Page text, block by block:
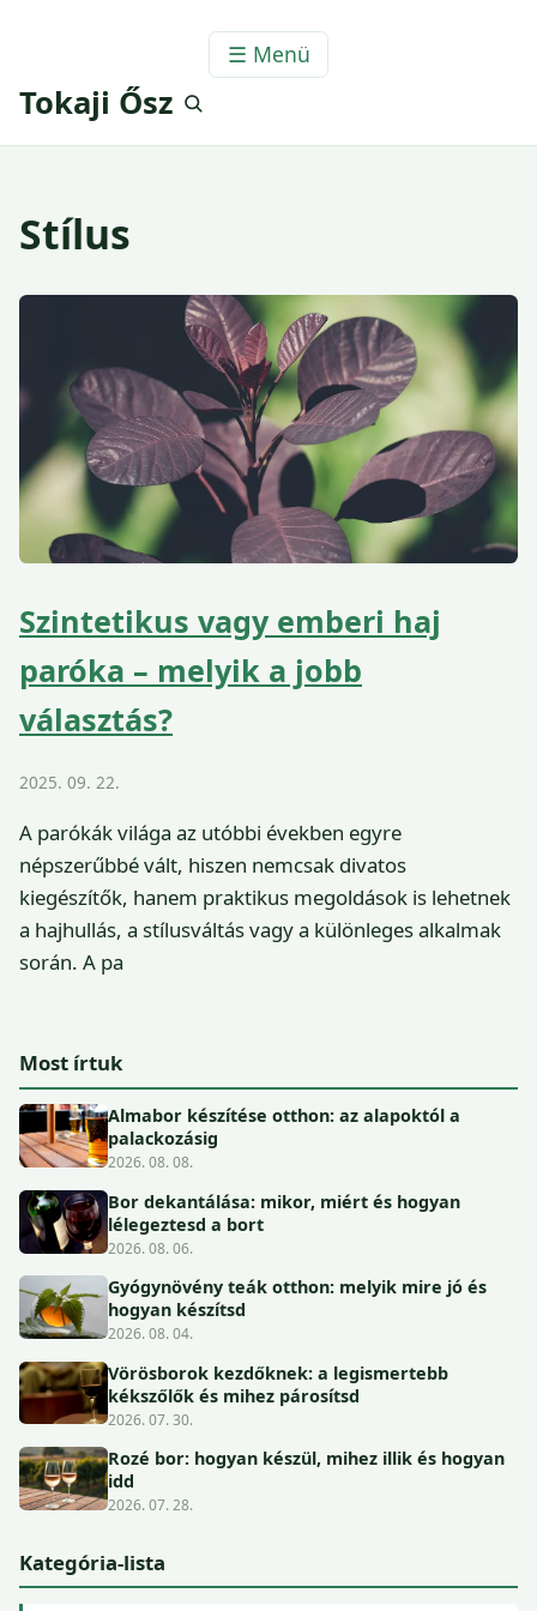
☰ Menü
Tokaji Ősz
Stílus
Szintetikus vagy emberi haj
paróka – melyik a jobb
választás?
2025. 09. 22.
A parókák világa az utóbbi években egyre
népszerűbbé vált, hiszen nemcsak divatos
kiegészítők, hanem praktikus megoldások is lehetnek
a hajhullás, a stílusváltás vagy a különleges alkalmak
során. A pa
Most írtuk
Almabor készítése otthon: az alapoktól a
palackozásig
2026. 08. 08.
Bor dekantálása: mikor, miért és hogyan
lélegeztesd a bort
2026. 08. 06.
Gyógynövény teák otthon: melyik mire jó és
hogyan készítsd
2026. 08. 04.
Vörösborok kezdőknek: a legismertebb
kékszőlők és mihez párosítsd
2026. 07. 30.
Rozé bor: hogyan készül, mihez illik és hogyan
idd
2026. 07. 28.
Kategória-lista